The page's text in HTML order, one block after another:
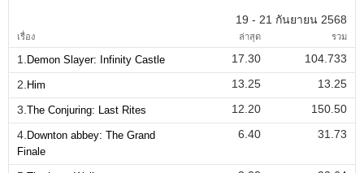
19 - 21 กันยายน 2568
เรื่อง ล่าสุด รวม
1. Demon Slayer: Infinity Castle 17.30
104.733
2. Him 13.25
13.25
3. The Conjuring: Last Rites 12.20
150.50
4. Downton abbey: The Grand
Finale
6.40 31.73